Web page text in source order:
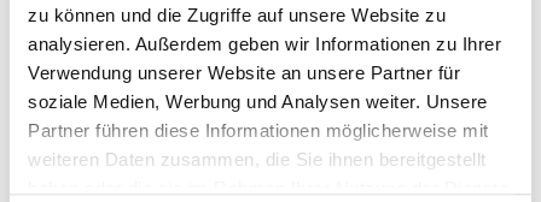
zu können und die Zugriffe auf unsere Website zu
analysieren. Außerdem geben wir Informationen zu Ihrer
Verwendung unserer Website an unsere Partner für
soziale Medien, Werbung und Analysen weiter. Unsere
Partner führen diese Informationen möglicherweise mit
weiteren Daten zusammen, die Sie ihnen bereitgestellt
Ausbildung Medizinische
Technologin/Technologe für Radiologie
(m/w/d)
Ausbildung Medizinische
Technologin/Technologe für